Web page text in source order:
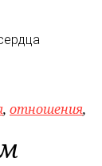
, отношения,